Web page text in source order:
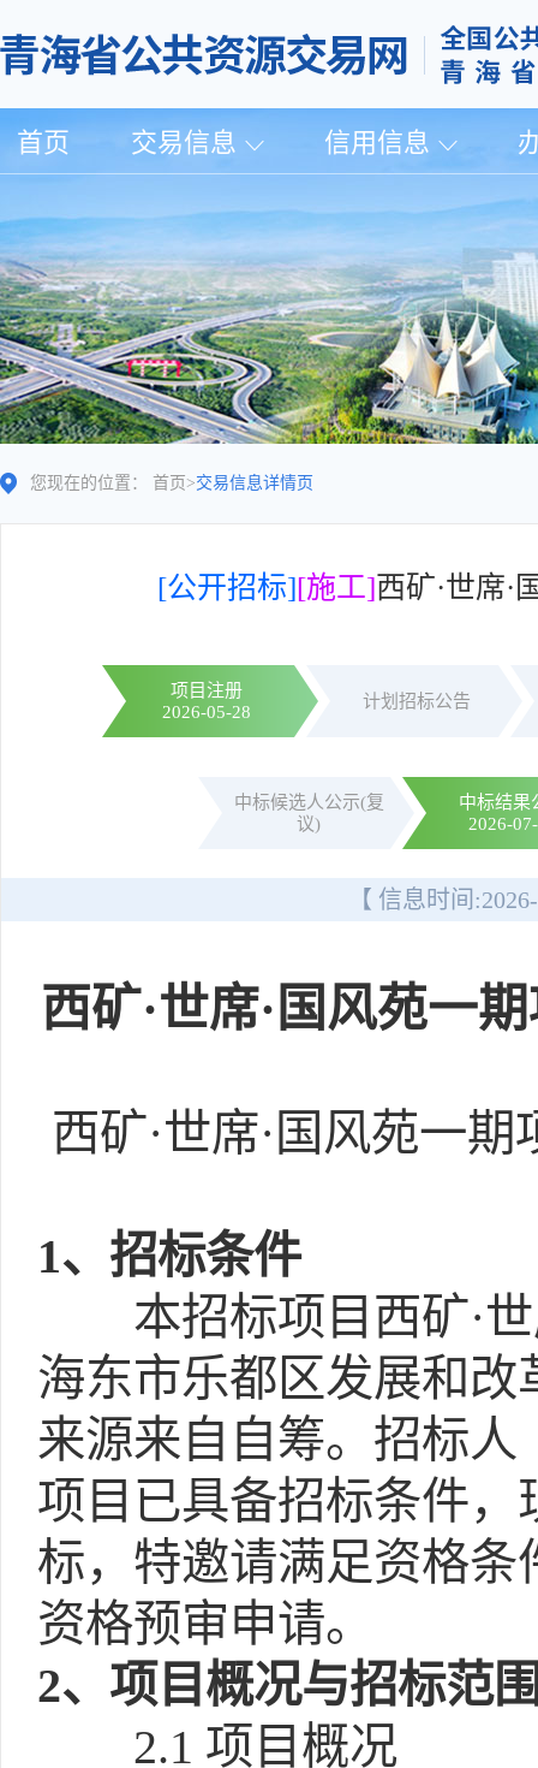
首页 交易信息 信用信息
您现在的位置： 首页 >交易信息详情页
[公开招标][施工]西矿·世席·
项目注册
2026-05-28
计划招标公告
中标候选人公示(复
议)
中标结果
2026-
【 信息时间:
西矿·世席·国风苑一
西矿·世席·国风苑一
1、招标条件
本招标项目西矿·
海东市乐都区发展和改
来源来自自筹。招标
项目已具备招标条件
标，特邀请满足资格
资格预审申请。
2、项目概况与招标范
2.1 项目概况